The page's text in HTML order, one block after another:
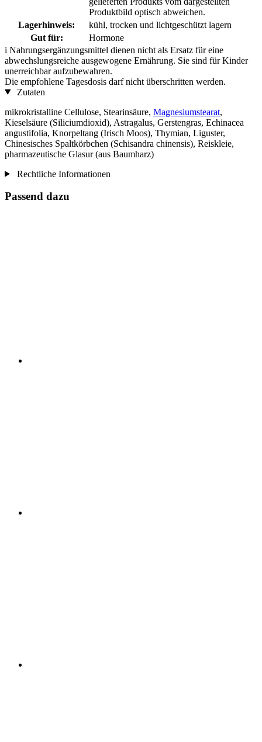
Produktbild optisch abweichen.
Lagerhinweis:
kühl, trocken und lichtgeschützt lagern
Gut für:
Hormone
i Nahrungsergänzungsmittel dienen nicht als Ersatz für eine
abwechslungsreiche ausgewogene Ernährung. Sie sind für Kinder
unerreichbar aufzubewahren.
Die empfohlene Tagesdosis darf nicht überschritten werden.
Zutaten
mikrokristalline Cellulose, Stearinsäure, Magnesiumstearat,
Kieselsäure (Siliciumdioxid), Astragalus, Gerstengras, Echinacea
angustifolia, Knorpeltang (Irisch Moos), Thymian, Liguster,
Chinesisches Spaltkörbchen (Schisandra chinensis), Reiskleie,
pharmazeutische Glasur (aus Baumharz)
Rechtliche Informationen
Passend dazu